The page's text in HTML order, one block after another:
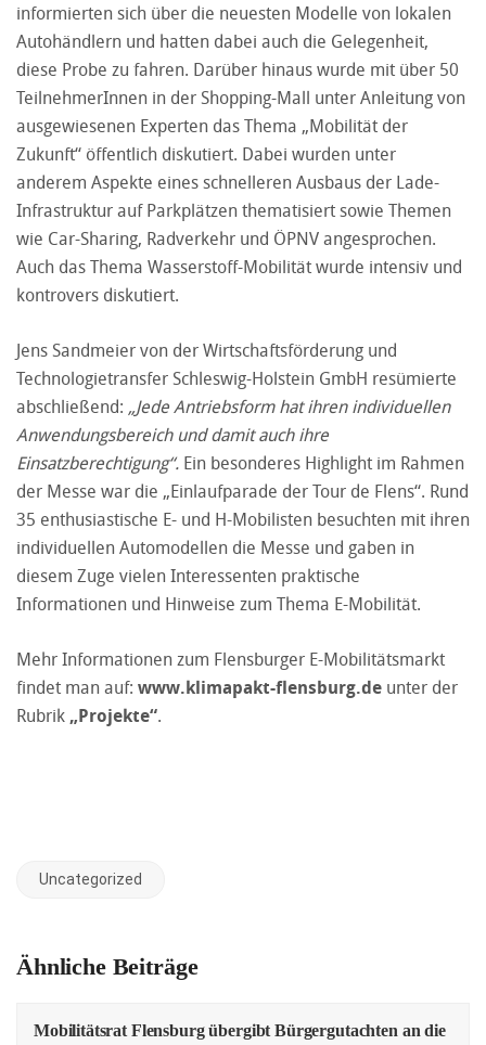
informierten sich über die neuesten Modelle von lokalen
Autohändlern und hatten dabei auch die Gelegenheit,
diese Probe zu fahren. Darüber hinaus wurde mit über 50
TeilnehmerInnen in der Shopping-Mall unter Anleitung von
ausgewiesenen Experten das Thema „Mobilität der
Zukunft“ öffentlich diskutiert. Dabei wurden unter
anderem Aspekte eines schnelleren Ausbaus der Lade-
Infrastruktur auf Parkplätzen thematisiert sowie Themen
wie Car-Sharing, Radverkehr und ÖPNV angesprochen.
Auch das Thema Wasserstoff-Mobilität wurde intensiv und
kontrovers diskutiert.
Jens Sandmeier von der Wirtschaftsförderung und
Technologietransfer Schleswig-Holstein GmbH resümierte
abschließend: „Jede Antriebsform hat ihren individuellen
Anwendungsbereich und damit auch ihre
Einsatzberechtigung“. Ein besonderes Highlight im Rahmen
der Messe war die „Einlaufparade der Tour de Flens“. Rund
35 enthusiastische E- und H-Mobilisten besuchten mit ihren
individuellen Automodellen die Messe und gaben in
diesem Zuge vielen Interessenten praktische
Informationen und Hinweise zum Thema E-Mobilität.
Mehr Informationen zum Flensburger E-Mobilitätsmarkt
findet man auf: www.klimapakt-flensburg.de unter der
Rubrik „Projekte“.
Uncategorized
Ähnliche Beiträge
Mobilitätsrat Flensburg übergibt Bürgergutachten an die